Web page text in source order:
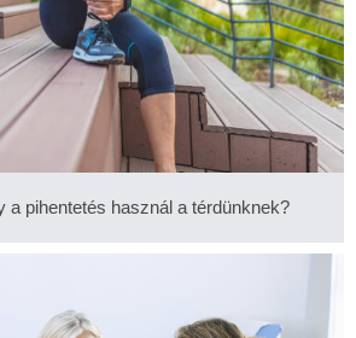
a pihentetés használ a térdünknek?